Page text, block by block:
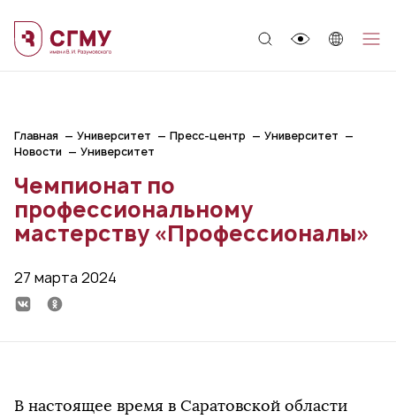
Главная Университет Пресс-центр
Университет
Новости
Университет
Чемпионат по
профессиональному
мастерству «Профессионалы»
27 марта 2024
В настоящее время в Саратовской области